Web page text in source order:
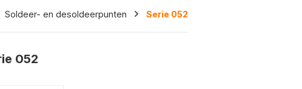
Soldeer- en desoldeerpunten Serie 052
052